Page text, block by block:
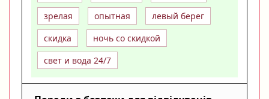
зрелая
опытная
левый берег
скидка
ночь со скидкой
свет и вода 24/7